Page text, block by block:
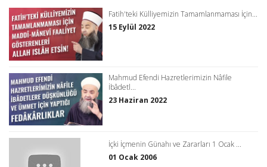
Fatih'teki Külliyemizin Tamamlanmaması İçin...
15 Eylül 2022
Mahmud Efendi Hazretlerimizin Nâfile
İbâdetl...
23 Haziran 2022
İçki İçmenin Günahı ve Zararları 1 Ocak ...
01 Ocak 2006